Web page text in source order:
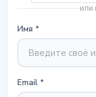
или
Имя *
Email *